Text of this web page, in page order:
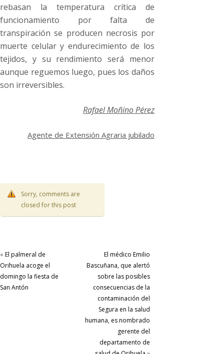
rebasan la temperatura crítica de
funcionamiento por falta de
transpiración se producen necrosis por
muerte celular y endurecimiento de los
tejidos, y su rendimiento será menor
aunque reguemos luego, pues los daños
son irreversibles.
Rafael Moñino Pérez
Agente de Extensión Agraria jubilado
Sorry, comments are
closed for this post
« El palmeral de
Orihuela acoge el
domingo la fiesta de
San Antón
El médico Emilio
Bascuñana, que alertó
sobre las posibles
consecuencias de la
contaminación del
Segura en la salud
humana, es nombrado
gerente del
departamento de